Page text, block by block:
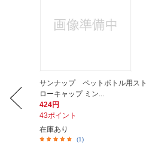
サンナップ ペットボトル用スト
ローキャップ ミン...
424円
43ポイント
在庫あり
(1)